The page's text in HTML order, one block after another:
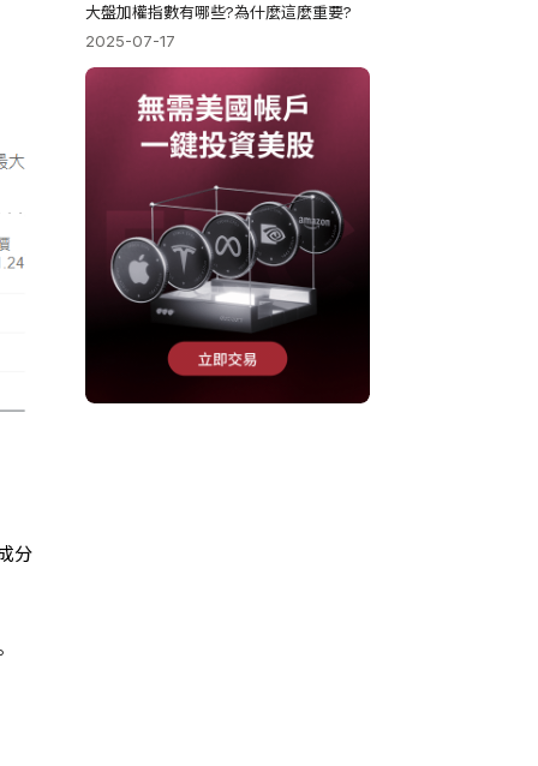
分
大盤加權指數有哪些?為什麼這麼重要?
2025-07-17